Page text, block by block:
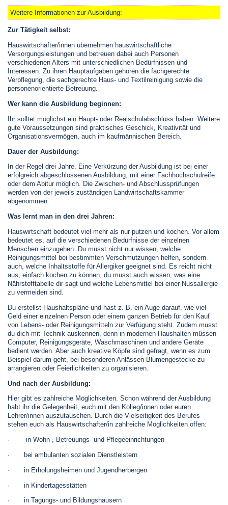
Weitere Informationen zur Ausbildung:
Zur Tätigkeit selbst:
Hauswirtschafter/innen übernehmen hauswirtschaftliche
Versorgungsleistungen und betreuen dabei auch Personen
verschiedenen Alters mit unterschiedlichen Bedürfnissen und
Interessen. Zu ihren Hauptaufgaben gehören die fachgerechte
Verpflegung, die sachgerechte Haus- und Textilreinigung sowie die
personenorientierte Betreuung.
Wer kann die Ausbildung beginnen:
Ihr solltet möglichst ein Haupt- oder Realschulabschluss haben. Weitere
gute Voraussetzungen sind praktisches Geschick, Kreativität und
Organisationsvermögen, auch im kaufmännischen Bereich.
Dauer der Ausbildung:
In der Regel drei Jahre. Eine Verkürzung der Ausbildung ist bei einer
erfolgreich abgeschlossenen Ausbildung, mit einer Fachhochschulreife
oder dem Abitur möglich. Die Zwischen- und Abschlussprüfungen
werden von der jeweils zuständigen Landwirtschaftskammer
abgenommen.
Was lernt man in den drei Jahren:
Hauswirtschaft bedeutet viel mehr als nur putzen und kochen. Vor allem
bedeutet es, auf die verschiedenen Bedürfnisse der einzelnen
Menschen einzugehen. Du musst nicht nur wissen, welche
Reinigungsmittel bei bestimmten Verschmutzungen helfen, sondern
auch, welche Inhaltsstoffe für Allergiker geeignet sind. Es reicht nicht
aus, einfach kochen zu können, du musst auch wissen, was eine
Nährstofftabelle dir sagt und welche Lebensmittel bei einer Nussallergie
zu vermeiden sind.
Du erstellst Haushaltspläne und hast z. B. ein Auge darauf, wie viel
Geld einer einzelnen Person oder einem ganzen Betrieb für den Kauf
von Lebens- oder Reinigungsmitteln zur Verfügung steht. Zudem musst
du dich mit Technik auskennen, denn in modernen Haushalten müssen
Computer, Reinigungsgeräte, Waschmaschinen und andere Geräte
bedient werden. Aber auch kreative Köpfe sind gefragt, wenn es zum
Beispiel darum geht, bei besonderen Anlässen Blumengestecke zu
arrangieren oder Feierlichkeiten zu organisieren.
Und nach der Ausbildung:
Hier gibt es zahlreiche Möglichkeiten. Schon während der Ausbildung
habt ihr die Gelegenheit, euch mit den Kolleg/innen oder euren
Lehrer/innen auszutauschen. Durch die Vielseitigkeit des Berufes
stehen euch als Hauswirtschafter/in zahlreiche Möglichkeiten offen:
· in Wohn-, Betreuungs- und Pflegeeinrichtungen
· bei ambulanten sozialen Dienstleistern
· in Erholungsheimen und Jugendherbergen
· in Kindertagesstätten
· in Tagungs- und Bildungshäusern